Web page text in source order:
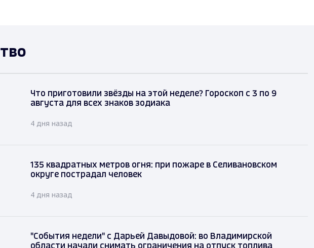
Что приготовили звёзды на этой неделе? Гороскоп с 3 по 9
августа для всех знаков зодиака
4 дня назад
135 квадратных метров огня: при пожаре в Селивановском
округе пострадал человек
4 дня назад
"События недели" с Дарьей Давыдовой: во Владимирской
области начали снимать ограничения на отпуск топлива